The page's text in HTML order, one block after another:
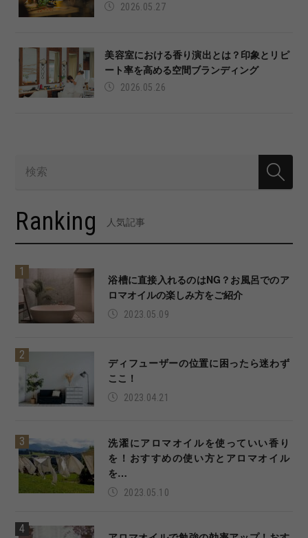
2026.05.27
美容室における香り演出とは？印象とリピ
ート率を高める空間ブランディング
2026.05.26
Ranking 人気記事
浴槽に直接入れるのはNG？お風呂でのア
ロマオイルの楽しみ方をご紹介
2023.05.09
ディフューザーの位置に困ったら迷わず
ここ！
2023.04.21
洗濯にアロマオイルを使っていい香り
を！おすすめの使い方とアロマオイル
を…
2023.05.10